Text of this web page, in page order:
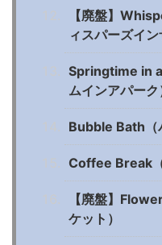
【廃盤】
ィスパーズイン
Springtime in
ムインアパーク
Bubble Bath（
Coffee Break（
【廃盤】
ケット）